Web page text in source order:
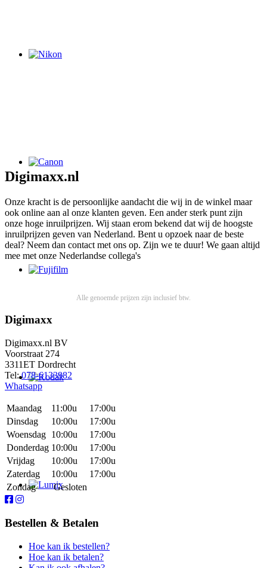
Digimaxx.nl
Onze kracht is de persoonlijke aandacht die wij in de winkel maar
ook online aan al onze klanten geven. Een ander sterk punt zijn
onze hoge inruilprijzen. Wij staan erom bekend dat wij de hoogste
inruilprijzen geven van Nederland. Bent u opzoek naar de beste
deal? Neem dan contact met ons op. Zijn we te duur! We gaan altijd
mee met onze Nederlandse collega's
Alle genoemde prijzen zijn inclusief btw.
Digimaxx
Digimaxx.nl BV
Voorstraat 274
3311ET Dordrecht
Tel:078-6133982
Whatsapp
Maandag 11:00u
17:00u
Dinsdag
10:00u
17:00u
Woensdag 10:00u
17:00u
Donderdag 10:00u
17:00u
Vrijdag
10:00u
17:00u
Zaterdag
10:00u
17:00u
Zondag
Gesloten
Bestellen & Betalen
Hoe kan ik bestellen?
Hoe kan ik betalen?